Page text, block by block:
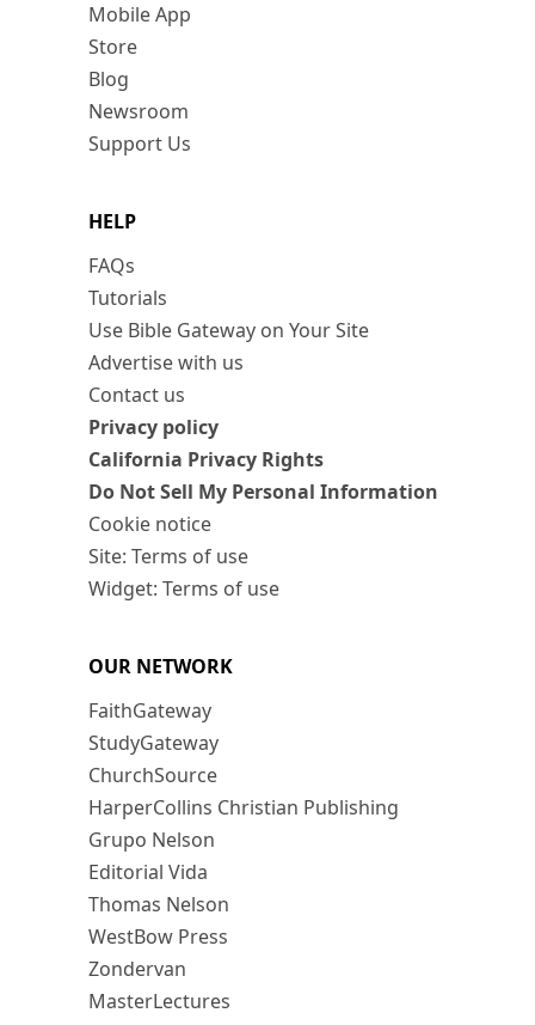
Mobile App
Store
Blog
Newsroom
Support Us
HELP
FAQs
Tutorials
Use Bible Gateway on Your Site
Advertise with us
Contact us
Privacy policy
California Privacy Rights
Do Not Sell My Personal Information
Cookie notice
Site: Terms of use
Widget: Terms of use
OUR NETWORK
FaithGateway
StudyGateway
ChurchSource
HarperCollins Christian Publishing
Grupo Nelson
Editorial Vida
Thomas Nelson
WestBow Press
Zondervan
MasterLectures